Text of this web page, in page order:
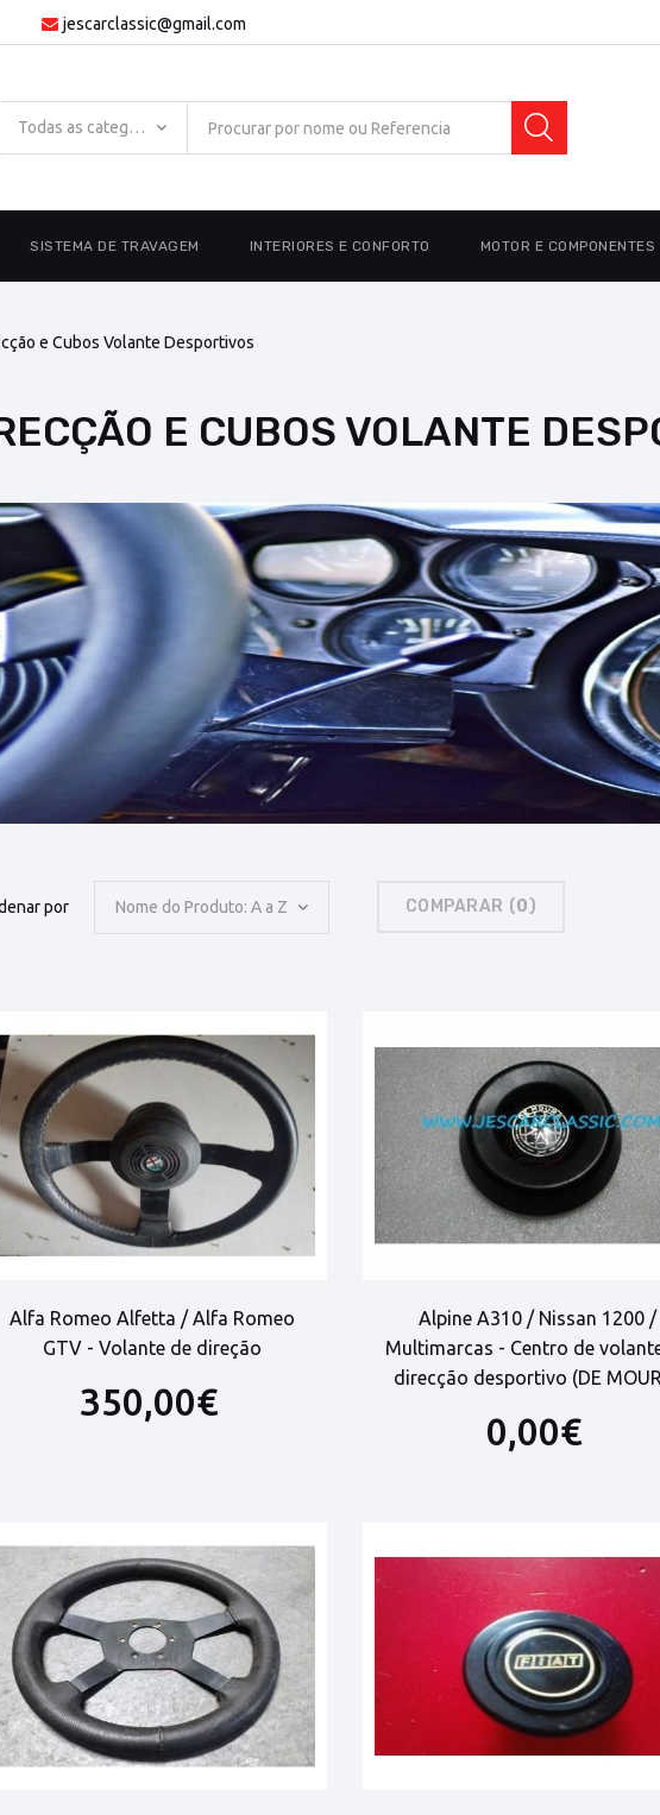
jescarclassic@gmail.com
Todas as categorias
SISTEMA DE TRAVAGEM INTERIORES E CONFORTO MOTOR E COMPONENTES
e Cubos Volante Desportivos
E CUBOS VOLANTE
por Nome do Produto: A a Z COMPARAR (0)
Alfa Romeo Alfetta / Alfa Romeo
GTV - Volante de direção
350,00€
Alpine A310 / Nissan 1200 /
Multimarcas - Centro de
direcção desportivo (DE
0,00€